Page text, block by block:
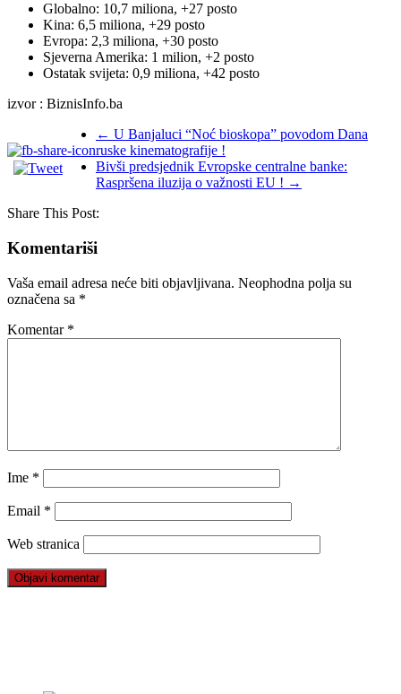
Globalno: 10,7 miliona, +27 posto
Kina: 6,5 miliona, +29 posto
Evropa: 2,3 miliona, +30 posto
Sjeverna Amerika: 1 milion, +2 posto
Ostatak svijeta: 0,9 miliona, +42 posto
izvor : BiznisInfo.ba
← U Banjaluci “Noć bioskopa” povodom Dana
ruske kinematografije !
Bivši predsjednik Evropske centralne banke:
Raspršena iluzija o važnosti EU ! →
Share This Post:
Komentariši
Vaša email adresa neće biti objavljivana. Neophodna polja su
označena sa *
Komentar *
Ime *
Email *
Web stranica